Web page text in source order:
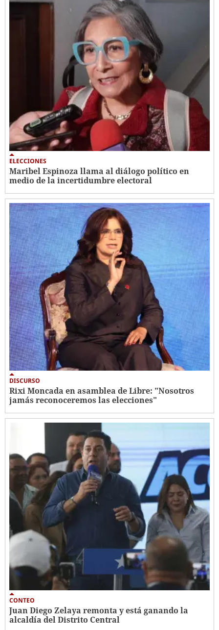
ELECCIONES
Maribel Espinoza llama al diálogo político en
medio de la incertidumbre electoral
DISCURSO
Rixi Moncada en asamblea de Libre: "Nosotros
jamás reconoceremos las elecciones"
CONTEO
Juan Diego Zelaya remonta y está ganando la
alcaldía del Distrito Central